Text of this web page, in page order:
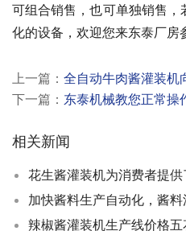
可组合销售，也可单独销售
化的设备，欢迎您来东泰厂房
上一篇： 全自动牛肉酱灌装机
下一篇： 东泰机械教您正常操
相关新闻
花生酱灌装机为消费者提供
加快酱料生产自动化，酱
辣椒酱灌装机生产线价格